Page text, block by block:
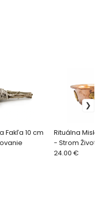
Fakľa 10 cm
Rituálna
- Strom Života
24.00 €